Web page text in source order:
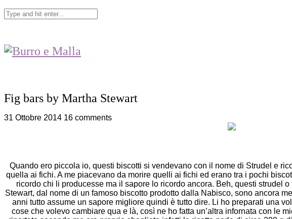
Fig bars by Martha Stewart
31 Ottobre 2014 16 comments
Quando ero piccola io, questi biscotti si vendevano con il nome di Strudel e
quella ai fichi. A me piacevano da morire quelli ai fichi ed erano tra i pochi
ricordo chi li producesse ma il sapore lo ricordo ancora. Beh, questi strudel
Stewart, dal nome di un famoso biscotto prodotto dalla Nabisco, sono ancora
anni tutto assume un sapore migliore quindi è tutto dire. Li ho preparati una
cose che volevo cambiare qua e là, così ne ho fatta un’altra infornata con le